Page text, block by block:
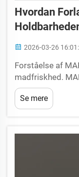
Hvordan
2026-03-26
Forståelse af
madfriskhed.
transformerende
mademballage,
bevaringen af
Se mere